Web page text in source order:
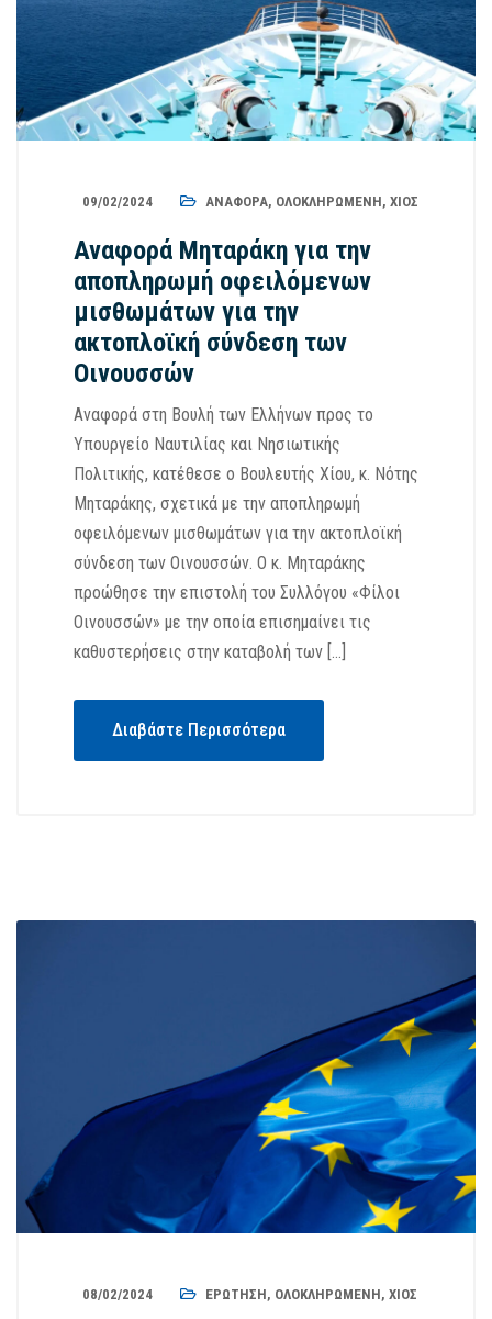
09/02/2024 ΑΝΑΦΟΡΆ, ΟΛΟΚΛΗΡΩΜΈΝΗ, ΧΊΟΣ
Αναφορά Μηταράκη για την
αποπληρωμή οφειλόμενων
μισθωμάτων για την
ακτοπλοϊκή σύνδεση των
Οινουσσών
Αναφορά στη Βουλή των Ελλήνων προς το
Υπουργείο Ναυτιλίας και Νησιωτικής
Πολιτικής, κατέθεσε ο Βουλευτής Χίου, κ. Νότης
Μηταράκης, σχετικά με την αποπληρωμή
οφειλόμενων μισθωμάτων για την ακτοπλοϊκή
σύνδεση των Οινουσσών. Ο κ. Μηταράκης
προώθησε την επιστολή του Συλλόγου «Φίλοι
Οινουσσών» με την οποία επισημαίνει τις
καθυστερήσεις στην καταβολή των […]
Διαβάστε Περισσότερα
08/02/2024 ΕΡΏΤΗΣΗ, ΟΛΟΚΛΗΡΩΜΈΝΗ, ΧΊΟΣ